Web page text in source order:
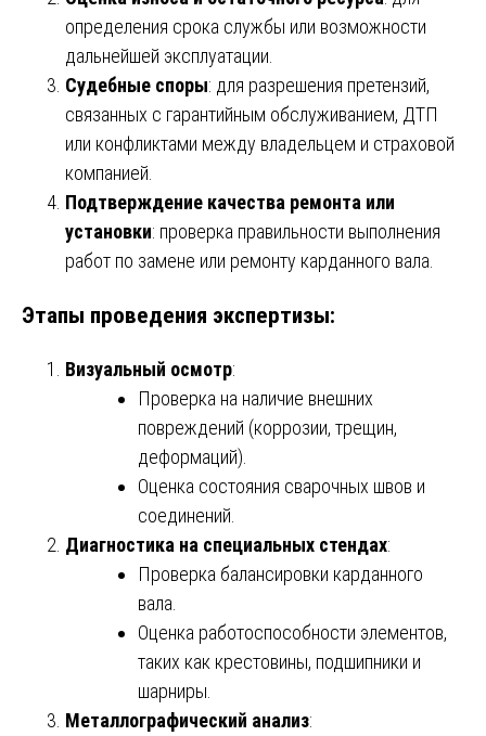
определения срока службы или возможности
дальнейшей эксплуатации.
Судебные споры: для разрешения претензий,
связанных с гарантийным обслуживанием, ДТП
или конфликтами между владельцем и страховой
компанией.
Подтверждение качества ремонта или
установки: проверка правильности выполнения
работ по замене или ремонту карданного вала.
Этапы проведения экспертизы:
Визуальный осмотр:
Проверка на наличие внешних
повреждений (коррозии, трещин,
деформаций).
Оценка состояния сварочных швов и
соединений.
Диагностика на специальных стендах:
Проверка балансировки карданного
вала.
Оценка работоспособности элементов,
таких как крестовины, подшипники и
шарниры.
Металлографический анализ: